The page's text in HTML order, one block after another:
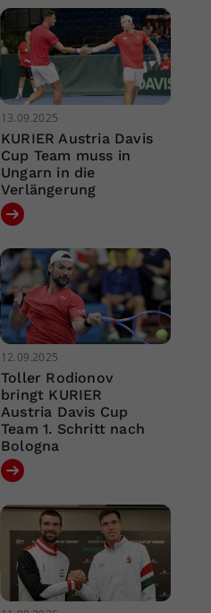
13.09.2025
KURIER Austria Davis
Cup Team muss in
Ungarn in die
Verlängerung
12.09.2025
Toller Rodionov
bringt KURIER
Austria Davis Cup
Team 1. Schritt nach
Bologna